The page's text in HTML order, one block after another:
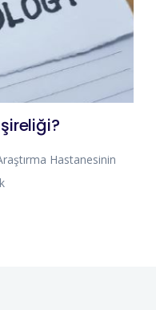
Hastanesinin